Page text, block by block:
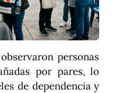
personas
por pares, lo
de dependencia y